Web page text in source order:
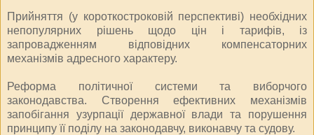
Прийняття (у короткостроковій перспективі) необхідних
непопулярних рішень щодо цін і тарифів, із
запровадженням відповідних компенсаторних
механізмів адресного характеру.
Реформа політичної системи та виборчого
законодавства. Створення ефективних механізмів
запобігання узурпації державної влади та порушення
принципу її поділу на законодавчу, виконавчу та судову.